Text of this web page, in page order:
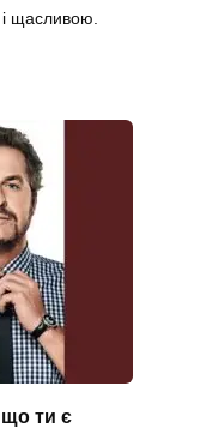
щасливою.
ти є